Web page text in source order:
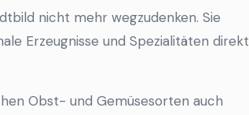
nicht mehr wegzudenken. Sie
Erzeugnisse und Spezialitäten direkt
Obst- und Gemüsesorten auch